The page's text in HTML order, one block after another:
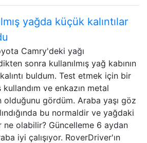
yağda küçük kalıntılar
Camry'deki yağı
sonra kullanılmış yağ kabının
buldum. Test etmek için bir
kullandım ve enkazın metal
olduğunu gördüm. Araba yaşı göz
bu normaldir ve yağdaki
ne olabilir? Güncelleme 6 aydan
iyi çalışıyor. RoverDriver'ın